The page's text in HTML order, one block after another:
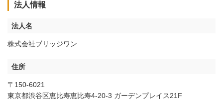
法人情報
法人名
株式会社ブリッジワン
住所
〒150-6021
東京都渋谷区恵比寿恵比寿4-20-3 ガーデンプレイス21F